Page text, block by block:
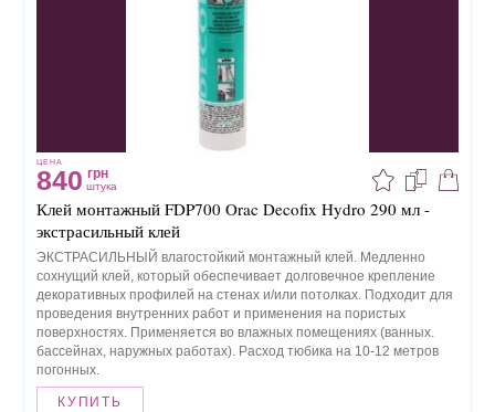
ЦЕНА
840 грн
штука
Клей монтажный FDP700 Orac Decofix Hydro 290 мл -
экстрасильный клей
ЭКСТРАСИЛЬНЫЙ влагостойкий монтажный клей. Медленно
сохнущий клей, который обеспечивает долговечное крепление
декоративных профилей на стенах и/или потолках. Подходит для
проведения внутренних работ и применения на пористых
поверхностях. Применяется во влажных помещениях (ванных.
бассейнах, наружных работах). Расход тюбика на 10-12 метров
погонных.
КУПИТЬ